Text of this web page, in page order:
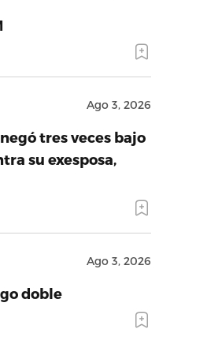
Ago 3, 2026
tres veces bajo
su exesposa,
Ago 3, 2026
doble